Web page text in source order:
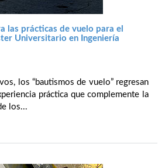
las prácticas de vuelo para el
Universitario en Ingeniería
los “bautismos de vuelo” regresan
práctica que complemente la
los...